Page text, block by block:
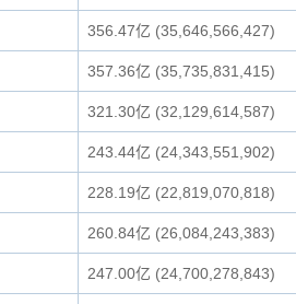
356.47亿 (35,646,566,427)
357.36亿 (35,735,831,415)
321.30亿 (32,129,614,587)
243.44亿 (24,343,551,902)
228.19亿 (22,819,070,818)
260.84亿 (26,084,243,383)
247.00亿 (24,700,278,843)